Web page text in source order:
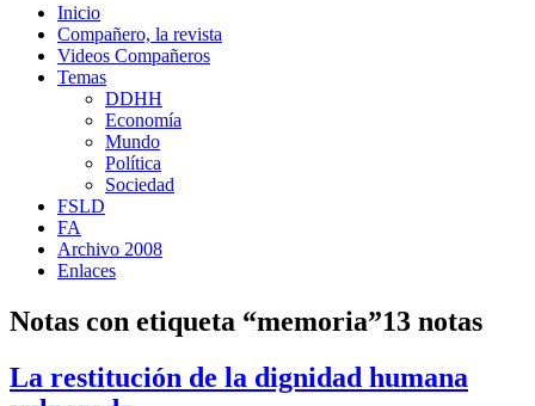
Inicio
Compañero, la revista
Videos Compañeros
Temas
DDHH
Economía
Mundo
Política
Sociedad
FSLD
FA
Archivo 2008
Enlaces
Notas con etiqueta “memoria”13 notas
La restitución de la dignidad humana